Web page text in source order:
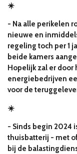
☀️
- Na alle perikelen
nieuwe en
regeling toch per 1
beide kamers
Hopelijk zal er door
energiebedrijven
voor de
☀️
- Sinds begin 2024
thuisbatterij - met
bij de